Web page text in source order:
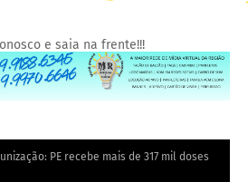
e saia na frente!!!
PE recebe mais de 317 mil doses